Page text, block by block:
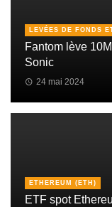
LEVÉES DE FONDS
Fantom lève
Sonic
24 mai 2024
ETHEREUM (ETH)
ETF spot